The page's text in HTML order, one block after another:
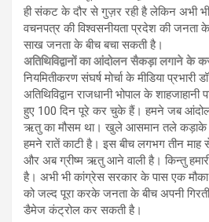
ही संकट के दौर से गुज़र रही है लेकिन अभी
वचनपत्र की विश्वसनीयता प्रदेश की
साख जनता के बीच बचा सकती है।
अतिथिविद्वानों का आंदोलन सैकड़ा लगाने के
नियमितीकरण संघर्ष मोर्चा के मीडिया
अतिथिविद्वान राजधानी भोपाल के
हुए 100 दिन पूरे कर चुके हैं। हमने जब
ऋतु का मौसम था। खुले आसमान तले कड़ाके
हमने रातें काटी है। इस बीच लगभग तीन
और अब ग्रीष्म ऋतु आने वाली है। किन्तु
है। अभी भी कांग्रेस सरकार के पास एक मौका
को जल्द पूरा करके जनता के बीच अपनी
डैमेज कंट्रोल कर सकती है।